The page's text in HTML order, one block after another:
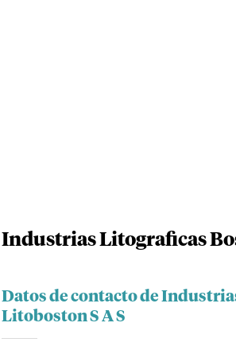
Industrias Litograficas
Datos de contacto de
Litoboston S A S